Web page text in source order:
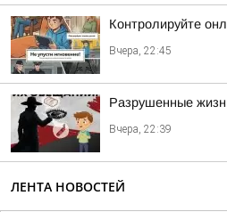
Контролируйте
Вчера, 22:45
Разрушенные
Вчера, 22:39
ЛЕНТА НОВОСТЕЙ